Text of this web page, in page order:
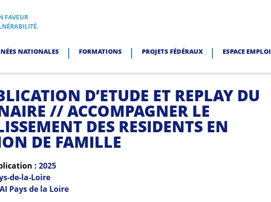
EN FAVEUR DES PERSONNES EN SITUATION DE VULNÉRABILITÉ.
FAVEUR
NATIONALES FORMATIONS PROJETS FÉDÉRAUX ESPACE EMPLOI
D’ETUDE ET REPLAY DU
// ACCOMPAGNER LE
DES RESIDENTS EN
DE FAMILLE
: 2025
de-la-Loire
Pays de la Loire